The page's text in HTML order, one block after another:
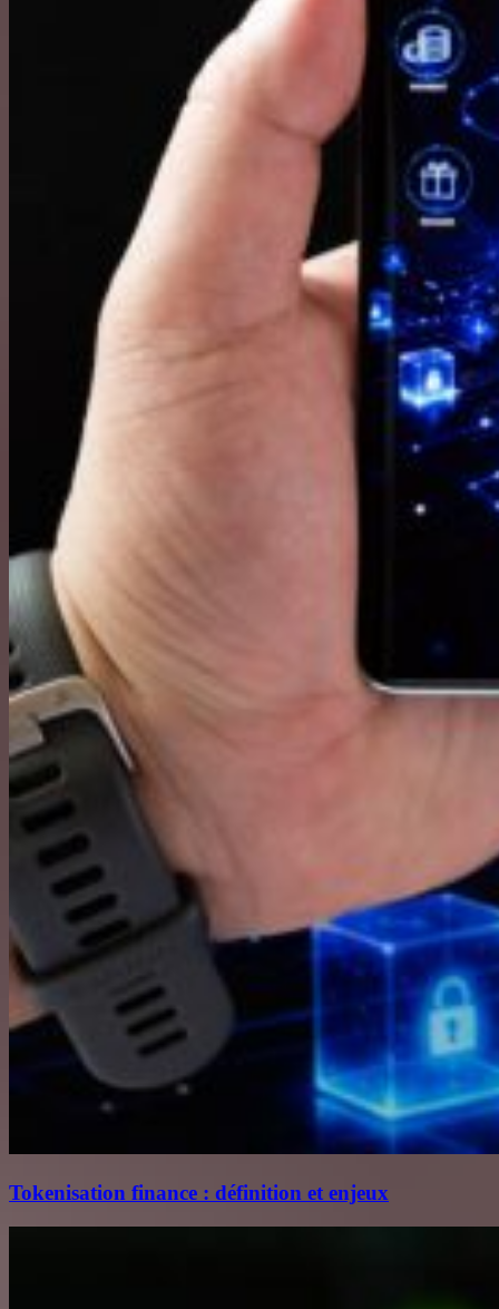
Tokenisation finance : définition et enjeux